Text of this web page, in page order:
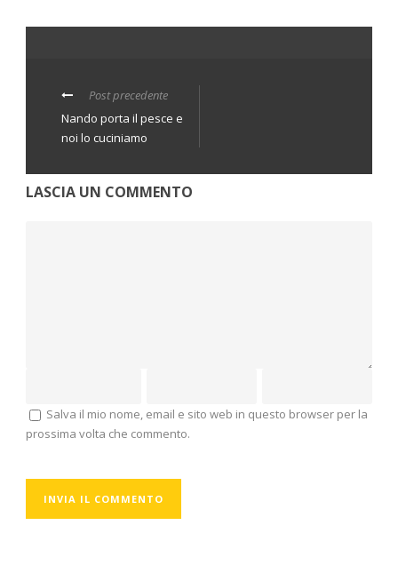
Post precedente
Nando porta il pesce e
noi lo cuciniamo
LASCIA UN COMMENTO
Salva il mio nome, email e sito web in questo browser per la
prossima volta che commento.